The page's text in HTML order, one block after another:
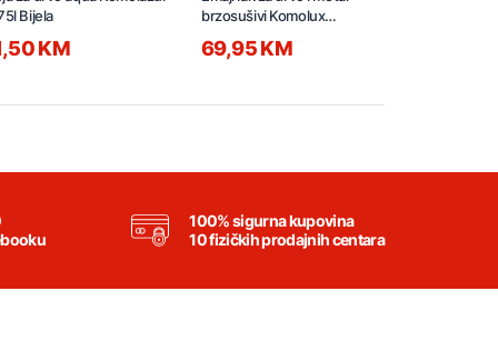
Bijela
KM
brzosušivi Komolux
52005982
69,95 KM
100% sigurna kupovina
10 fizičkih prodajnih centara